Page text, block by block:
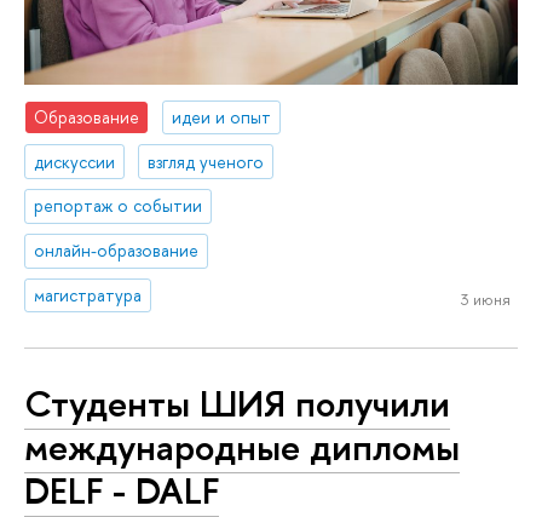
Образование
идеи и опыт
дискуссии
взгляд ученого
репортаж о событии
онлайн-образование
магистратура
3 июня
Студенты ШИЯ получили
международные дипломы
DELF - DALF